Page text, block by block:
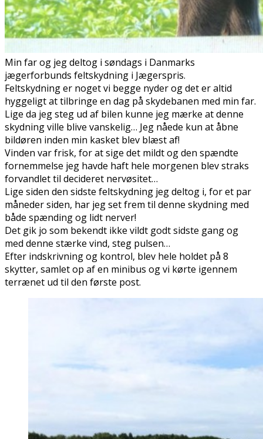
Min far og jeg deltog i søndags i Danmarks
jægerforbunds feltskydning i Jægerspris.
Feltskydning er noget vi begge nyder og det er altid
hyggeligt at tilbringe en dag på skydebanen med min far.
Lige da jeg steg ud af bilen kunne jeg mærke at denne
skydning ville blive vanskelig… Jeg nåede kun at åbne
bildøren inden min kasket blev blæst af!
Vinden var frisk, for at sige det mildt og den spændte
fornemmelse jeg havde haft hele morgenen blev straks
forvandlet til decideret nervøsitet…
Lige siden den sidste feltskydning jeg deltog i, for et par
måneder siden, har jeg set frem til denne skydning med
både spænding og lidt nerver!
Det gik jo som bekendt ikke vildt godt sidste gang og
med denne stærke vind, steg pulsen…
Efter indskrivning og kontrol, blev hele holdet på 8
skytter, samlet op af en minibus og vi kørte igennem
terrænet ud til den første post.